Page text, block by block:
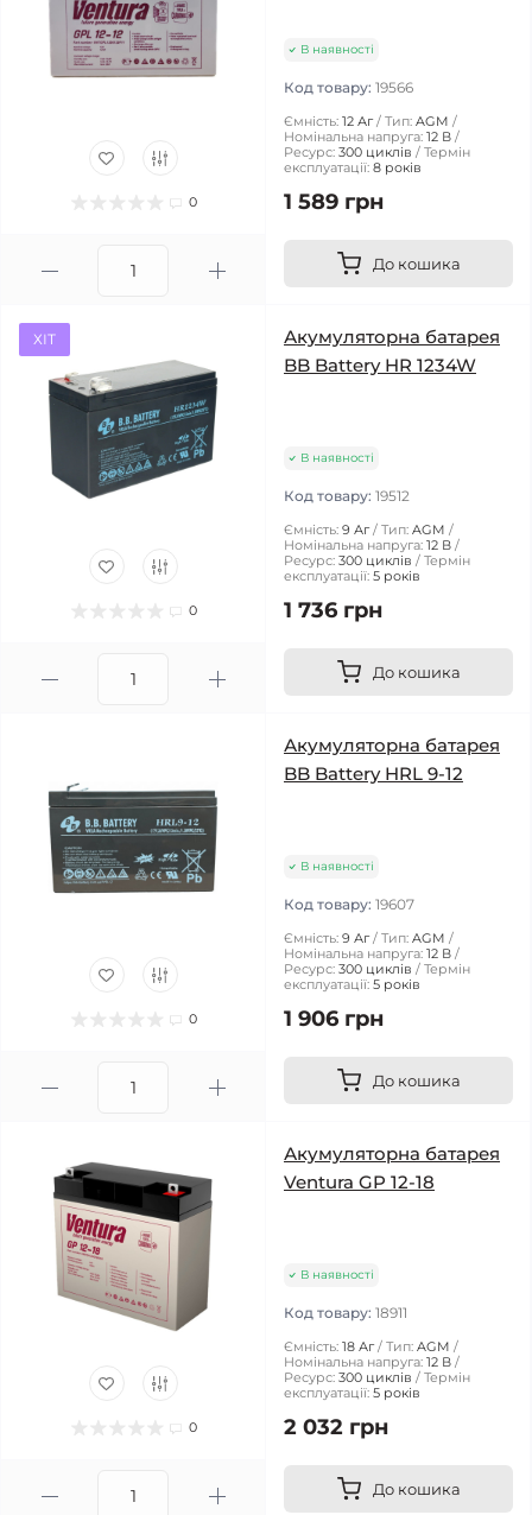
0
В наявності
Код товару: 19566
Ємність: 12 Аг Тип: AGM
Номінальна напруга: 12 В
Ресурс: 300 циклів
Термін
експлуатації: 8 років
1 589 грн
До кошика
ХІТ
0
Акумуляторна батарея
BB Battery HR 1234W
В наявності
Код товару: 19512
Ємність: 9 Аг Тип: AGM
Номінальна напруга: 12 В
Ресурс: 300 циклів
Термін
експлуатації: 5 років
1 736 грн
До кошика
0
Акумуляторна батарея
BB Battery HRL 9-12
В наявності
Код товару: 19607
Ємність: 9 Аг Тип: AGM
Номінальна напруга: 12 В
Ресурс: 300 циклів
Термін
експлуатації: 5 років
1 906 грн
До кошика
0
Акумуляторна батарея
Ventura GP 12-18
В наявності
Код товару: 18911
Ємність: 18 Аг Тип: AGM
Номінальна напруга: 12 В
Ресурс: 300 циклів
Термін
експлуатації: 5 років
2 032 грн
До кошика